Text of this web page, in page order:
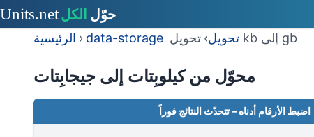
الرئيسية › data-storage تحويل› تحويل kb إلى gb
محوّل من كيلوبِتات إلى جيجابِتات
اضبط الأرقام أدناه – تتحدّث النتائج فوراً